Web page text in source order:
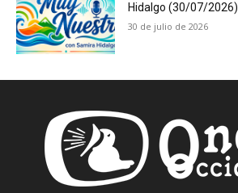
Hidalgo (30/07/2026)
30 de julio de 2026